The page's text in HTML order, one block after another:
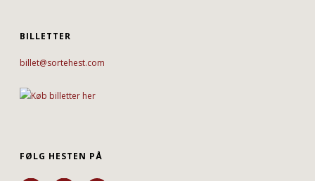
BILLETTER
billet@sortehest.com
FØLG HESTEN PÅ